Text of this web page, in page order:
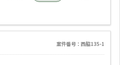
案件番号：西脇135-1